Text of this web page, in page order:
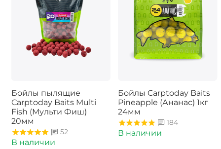
Бойлы пылящие
Carptoday Baits Multi
Fish (Мульти Фиш)
20мм
52
В наличии
Бойлы Carptoday Baits
Pineapple (Ананас) 1кг
24мм
184
В наличии